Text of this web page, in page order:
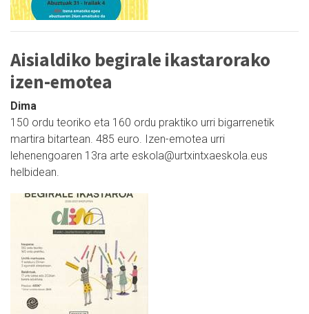
Aisialdiko begirale ikastarorako
izen-emotea
Dima
150 ordu teoriko eta 160 ordu praktiko urri bigarrenetik
martira bitartean. 485 euro. Izen-emotea urri
lehenengoaren 13ra arte eskola@urtxintxaeskola.eus
helbidean.